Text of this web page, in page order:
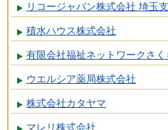
リコージャパン株式会社 埼玉
積水ハウス株式会社
有限会社福祉ネットワークさく
ウエルシア薬局株式会社
株式会社カタヤマ
マレリ株式会社